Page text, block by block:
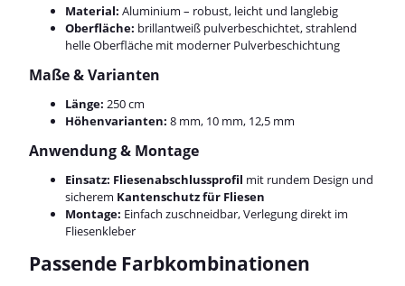
Material: Aluminium – robust, leicht und langlebig
Oberfläche: brillantweiß pulverbeschichtet, strahlend
helle Oberfläche mit moderner Pulverbeschichtung
Maße & Varianten
Länge: 250 cm
Höhenvarianten: 8 mm, 10 mm, 12,5 mm
Anwendung & Montage
Einsatz: Fliesenabschlussprofil mit rundem Design und
sicherem Kantenschutz für Fliesen
Montage: Einfach zuschneidbar, Verlegung direkt im
Fliesenkleber
Passende Farbkombinationen